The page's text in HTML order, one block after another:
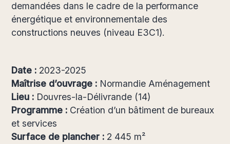
demandées dans le cadre de la performance
énergétique et environnementale des
constructions neuves (niveau E3C1).
Date : 2023-2025
Maîtrise d’ouvrage : Normandie Aménagement
Lieu : Douvres-la-Délivrande (14)
Programme : Création d’un bâtiment de bureaux
et services
Surface de plancher : 2 445 m²